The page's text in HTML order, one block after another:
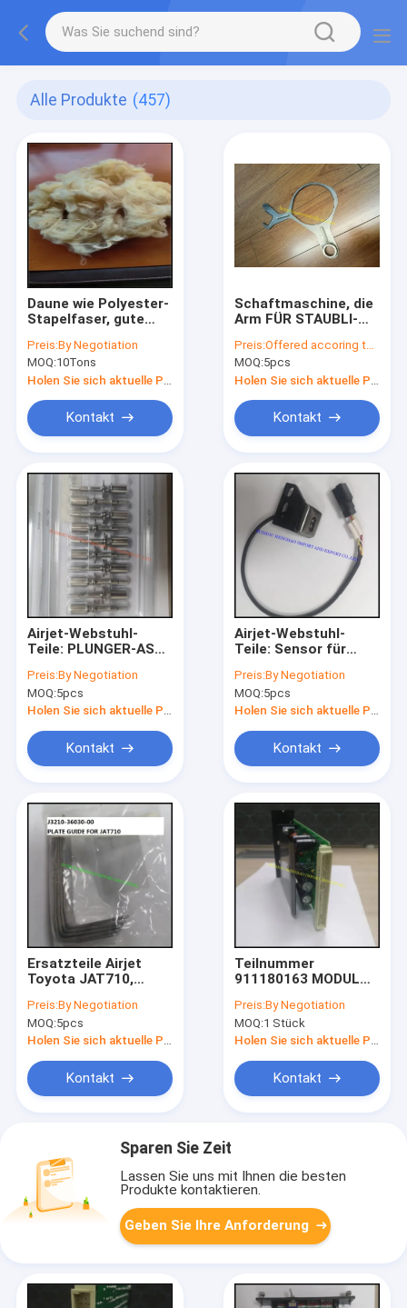
Alle Produkte (457)
Daune wie Polyester-
Stapelfaser, gute
hält warm, leicht und
sauber
Preis:By Negotiation
MOQ:10Tons
Kontakt
Schaftmaschine, die
Arm FÜR STAUBLI-
2430 KR2,
Teilnummer
indexiert: H22145102
Preis:Offered accoring to the Qty
MOQ:5pcs
Kontakt
Airjet-Webstuhl-
Teile: PLUNGER-ASSY
JAT710/810, Teile
nein: J3220-08100-
00, ursprüngliche
Porzellan
Preis:By Negotiation
MOQ:5pcs
Kontakt
Airjet-Webstuhl-
Teile: Sensor für
JAT710/810, Teile
nein: J9810-00000-0A
Preis:By Negotiation
MOQ:5pcs
Kontakt
Ersatzteile Airjet
Toyota JAT710,
J3210-36030-00,
MRO LIEFERT FÜR
SPINNENDE ANLAGE
Preis:By Negotiation
MOQ:5pcs
Holen Sie sich aktuelle Preis
Kontakt
Teilnummer
911180163 MODUL
Ersatzteile für
Sulzer-Webstühle
P7100
Preis:By Negotiation
MOQ:1 Stück
Holen Sie sich aktuelle Preis
Kontakt
Sparen Sie Zeit
Lassen Sie uns mit Ihnen die besten
Produkte kontaktieren.
Geben Sie Ihre Anforderung